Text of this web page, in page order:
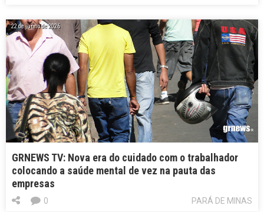
22 de junho de 2026
GRNEWS TV: Nova era do cuidado com o trabalhador
colocando a saúde mental de vez na pauta das
empresas
PARÁ DE MINAS
0